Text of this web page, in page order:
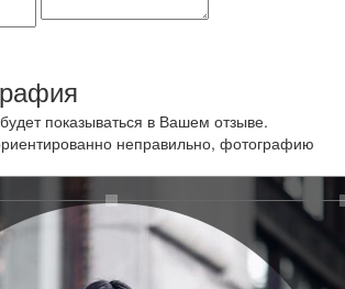
показываться в Вашем отзыве.
неправильно, фотографию